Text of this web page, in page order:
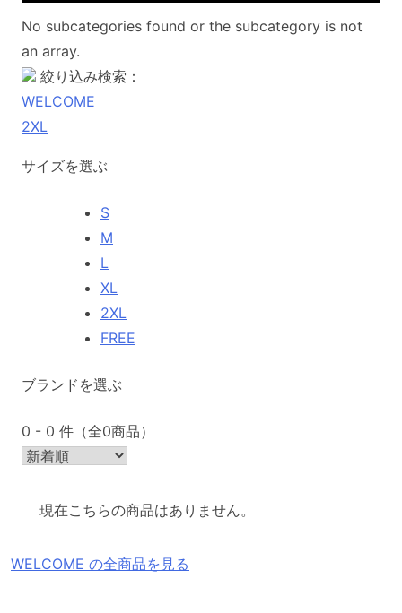
No subcategories found or the subcategory is not
an array.
絞り込み検索：
WELCOME
2XL
サイズを選ぶ
S
M
L
XL
2XL
FREE
ブランドを選ぶ
0 - 0 件（全0商品）
現在こちらの商品はありません。
WELCOME の全商品を見る